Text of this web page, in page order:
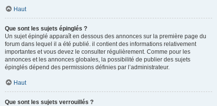
Haut
Que sont les sujets épinglés ?
Un sujet épinglé apparaît en dessous des annonces sur la première page du
forum dans lequel il a été publié. il contient des informations relativement
importantes et vous devez le consulter régulièrement. Comme pour les
annonces et les annonces globales, la possibilité de publier des sujets
épinglés dépend des permissions définies par l’administrateur.
Haut
Que sont les sujets verrouillés ?